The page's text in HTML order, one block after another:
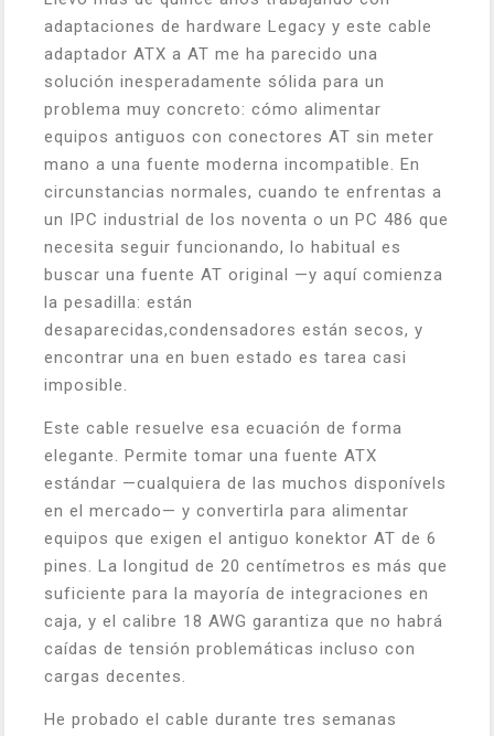
adaptaciones de hardware Legacy y este cable
adaptador ATX a AT me ha parecido una
solución inesperadamente sólida para un
problema muy concreto: cómo alimentar
equipos antiguos con conectores AT sin meter
mano a una fuente moderna incompatible. En
circunstancias normales, cuando te enfrentas a
un IPC industrial de los noventa o un PC 486 que
necesita seguir funcionando, lo habitual es
buscar una fuente AT original —y aquí comienza
la pesadilla: están
desaparecidas,condensadores están secos, y
encontrar una en buen estado es tarea casi
imposible.
Este cable resuelve esa ecuación de forma
elegante. Permite tomar una fuente ATX
estándar —cualquiera de las muchos disponívels
en el mercado— y convertirla para alimentar
equipos que exigen el antiguo konektor AT de 6
pines. La longitud de 20 centímetros es más que
suficiente para la mayoría de integraciones en
caja, y el calibre 18 AWG garantiza que no habrá
caídas de tensión problemáticas incluso con
cargas decentes.
He probado el cable durante tres semanas